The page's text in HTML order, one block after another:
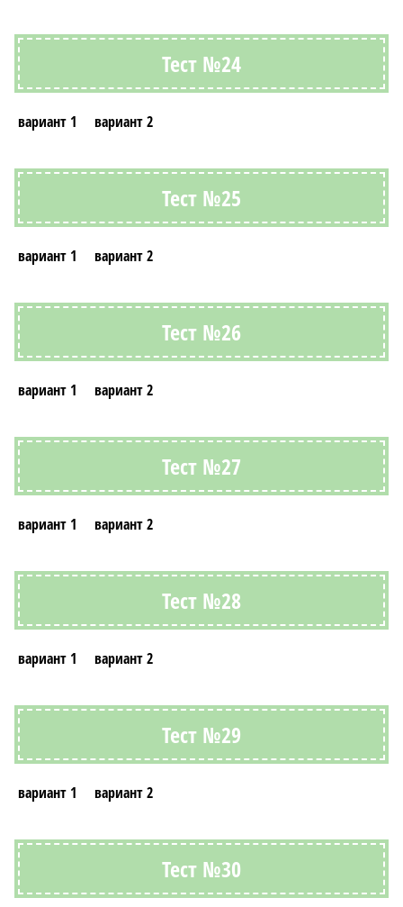
Тест №24
вариант 1 вариант 2
Тест №25
вариант 1 вариант 2
Тест №26
вариант 1 вариант 2
Тест №27
вариант 1 вариант 2
Тест №28
вариант 1 вариант 2
Тест №29
вариант 1 вариант 2
Тест №30